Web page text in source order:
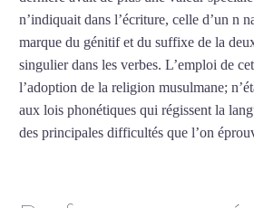
n’indiquait dans l’écriture, celle d’un n
marque du génitif et du suffixe de la
singulier dans les verbes. L’emploi de
l’adoption de la religion musulmane;
aux lois phonétiques qui régissent la
des principales difficultés que l’on